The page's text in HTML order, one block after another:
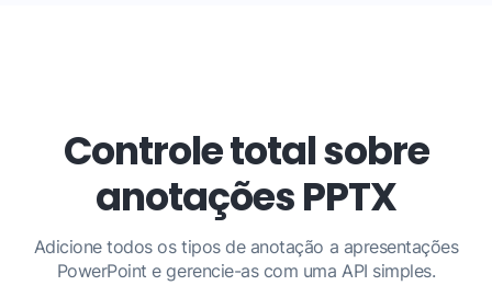
Controle total sobre
anotações PPTX
Adicione todos os tipos de anotação a apresentações
PowerPoint e gerencie-as com uma API simples.